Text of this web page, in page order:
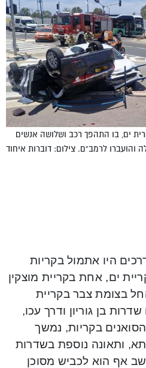
ים, בו התהפך רכב ושלושה אנשים
והועברו לרמב"ם. צילום: דוברות איחוד
היו אתמול בקריות
ים, אחת בקריית מוצקין
בצומת צבר בקריית
בן גוריון ודרך עכו,
בקריות, נמשך
ותאונה נוספת בשדרות
אף הוא לכביש מסוכן